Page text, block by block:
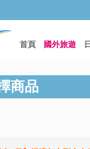
首頁 國外旅遊
商品